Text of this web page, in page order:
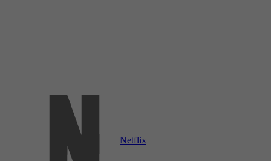
Netflix